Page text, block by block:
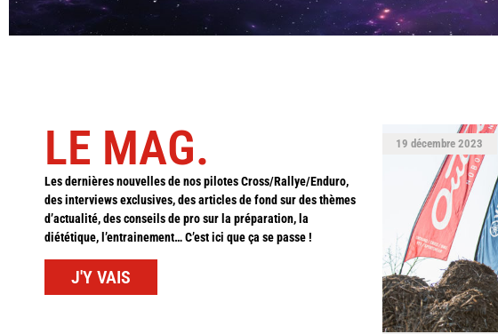
LE MAG.
Les dernières nouvelles de nos pilotes Cross/Rallye/Enduro,
des interviews exclusives, des articles de fond sur des thèmes
d’actualité, des conseils de pro sur la préparation, la
diététique, l’entrainement… C’est ici que ça se passe !
J'Y VAIS
19 décembre 2023